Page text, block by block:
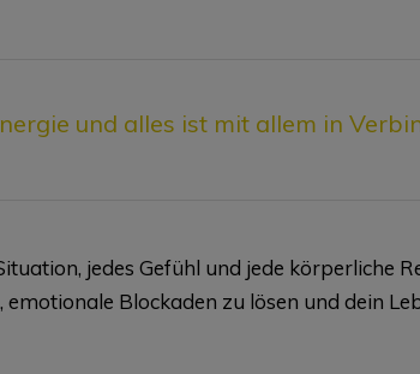
und alles ist mit allem in
jedes Gefühl und jede körperliche
Blockaden zu lösen und dein